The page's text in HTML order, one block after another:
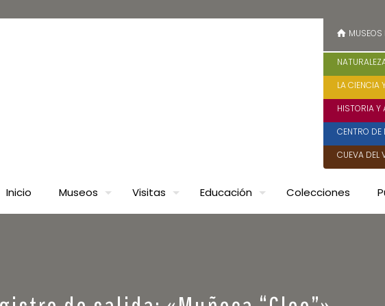
Inicio Museos Visitas Educación Colecciones
MUSEOS
LA CIENCIA
HISTORIA Y
CENTRO
CUEVA DEL